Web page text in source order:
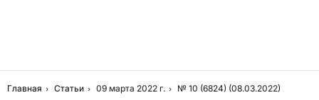
Главная Статьи 09 марта 2022 г. № 10 (6824) (08.03.2022)